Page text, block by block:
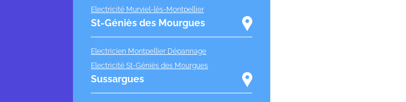
Electricité Murviel-lès-Montpellier
St-Géniès des Mourgues
Electricien Montpellier Dépannage
Electricité St-Géniès des Mourgues
Sussargues